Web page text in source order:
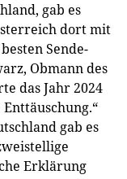
gab es
dort mit
Sende-
Obmann des
das Jahr 2024
gab es
Erklärung